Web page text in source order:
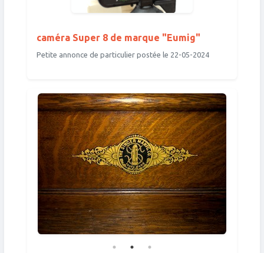
caméra Super 8 de marque "Eumig"
Petite annonce de particulier postée le 22-05-2024